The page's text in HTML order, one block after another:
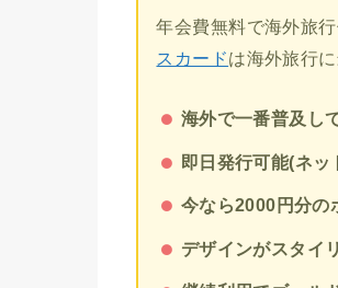
年会費無料で海外旅
スカードは海外旅行
海外で一番普及し
即日発行可能(ネ
今なら2000円分の
デザインがスタイ